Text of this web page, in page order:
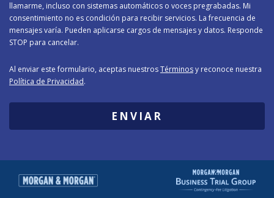
llamarme, incluso con sistemas automáticos o voces pregrabadas. Mi
consentimiento no es condición para recibir servicios. La frecuencia de
mensajes varía. Pueden aplicarse cargos de mensajes y datos. Responde
STOP para cancelar.
Al enviar este formulario, aceptas nuestrosTérminosy reconoce nuestra
Política de Privacidad.